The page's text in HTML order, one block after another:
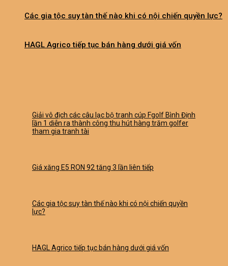
Các gia tộc suy tàn thế nào khi có nội chiến quyền lực?
HAGL Agrico tiếp tục bán hàng dưới giá vốn
Giải vô địch các câu lạc bộ tranh cúp Fgolf Bình Định
lần 1 diễn ra thành công thu hút hàng trăm golfer
tham gia tranh tài
Giá xăng E5 RON 92 tăng 3 lần liên tiếp
Các gia tộc suy tàn thế nào khi có nội chiến quyền
lực?
HAGL Agrico tiếp tục bán hàng dưới giá vốn